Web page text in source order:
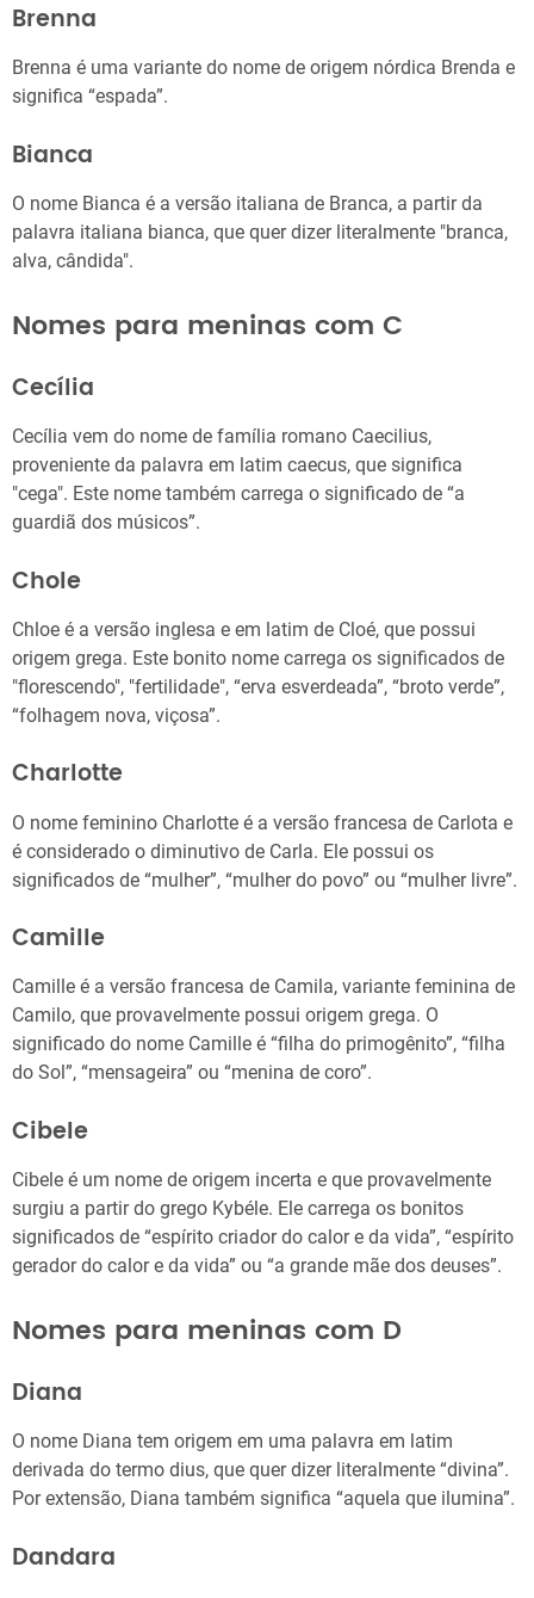
Brenna
Brenna é uma variante do nome de origem nórdica Brenda e
significa “espada”.
Bianca
O nome Bianca é a versão italiana de Branca, a partir da
palavra italiana bianca, que quer dizer literalmente "branca,
alva, cândida".
Nomes para meninas com C
Cecília
Cecília vem do nome de família romano Caecilius,
proveniente da palavra em latim caecus, que significa
"cega". Este nome também carrega o significado de “a
guardiã dos músicos”.
Chole
Chloe é a versão inglesa e em latim de Cloé, que possui
origem grega. Este bonito nome carrega os significados de
"florescendo", "fertilidade", “erva esverdeada”, “broto verde”,
“folhagem nova, viçosa”.
Charlotte
O nome feminino Charlotte é a versão francesa de Carlota e
é considerado o diminutivo de Carla. Ele possui os
significados de “mulher”, “mulher do povo” ou “mulher livre”.
Camille
Camille é a versão francesa de Camila, variante feminina de
Camilo, que provavelmente possui origem grega. O
significado do nome Camille é “filha do primogênito”, “filha
do Sol”, “mensageira” ou “menina de coro”.
Cibele
Cibele é um nome de origem incerta e que provavelmente
surgiu a partir do grego Kybéle. Ele carrega os bonitos
significados de “espírito criador do calor e da vida”, “espírito
gerador do calor e da vida” ou “a grande mãe dos deuses”.
Nomes para meninas com D
Diana
O nome Diana tem origem em uma palavra em latim
derivada do termo dius, que quer dizer literalmente “divina”.
Por extensão, Diana também significa “aquela que ilumina”.
Dandara